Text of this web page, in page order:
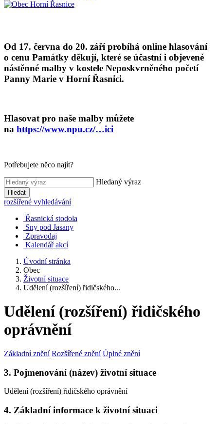
Od 17. června do 20. září probíhá online hlasování
o cenu Památky děkují, které se účastní i objevené
nástěnné malby v kostele Neposkvrněného početí
Panny Marie v Horní Řasnici.
Hlasovat pro naše malby můžete
na https://www.npu.cz/…ici
Potřebujete něco najít?
Hledaný výraz
Hledat
rozšířené vyhledávání
Řasnická stodola
Sny pod Jasany
Zpravodaj
Kalendář akcí
Úvodní stránka
Obec
Životní situace
Udělení (rozšíření) řidičského...
Udělení (rozšíření) řidičského
oprávnění
Základní znění Rozšířené znění Úplné znění
3. Pojmenování (název) životní situace
Udělení (rozšíření) řidičského oprávnění
4. Základní informace k životní situaci